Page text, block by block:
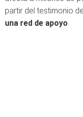
partir del testimonio de
una red de apoyo.